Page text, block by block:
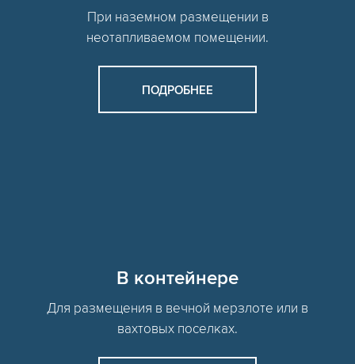
При наземном размещении в
неотапливаемом помещении.
ПОДРОБНЕЕ
В контейнере
Для размещения в вечной мерзлоте или в
вахтовых поселках.